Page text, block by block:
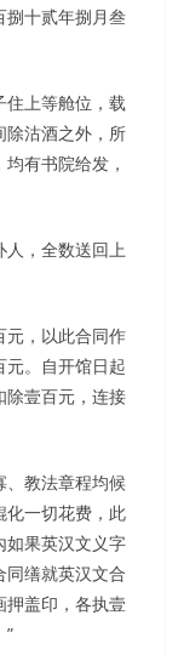
捌十贰年捌月叁
住上等舱位，载
除沽酒之外，所
有书院给发，
人，全数送回上
元，以此合同作
元。自开馆日起
除壹百元，连接
、教法章程均候
化一切花费，此
如果英汉文义字
同缮就英汉文合
押盖印，各执壹
”